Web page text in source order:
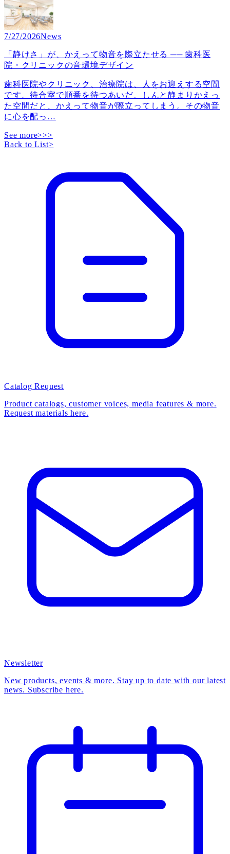
7/27/2026News
「静けさ」が、かえって物音を際立たせる ── 歯科医
院・クリニックの音環境デザイン
歯科医院やクリニック、治療院は、人をお迎えする空間
です。待合室で順番を待つあいだ、しんと静まりかえっ
た空間だと、かえって物音が際立ってしまう。その物音
に心を配っ …
See more>>>
Back to List>
Catalog Request
Product catalogs, customer voices, media features & more.
Request materials here.
Newsletter
New products, events & more. Stay up to date with our latest
news. Subscribe here.